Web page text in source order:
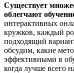
Существует
облегчают
интерактивных
кружков, каждый
подходящий
обсудим, какие
эффективными в
когда лучше всего